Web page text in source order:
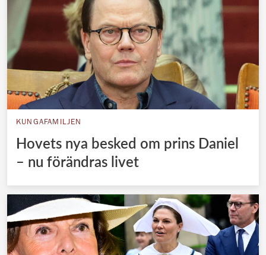
KUNGAFAMILJEN
Hovets nya besked om prins Daniel
– nu förändras livet